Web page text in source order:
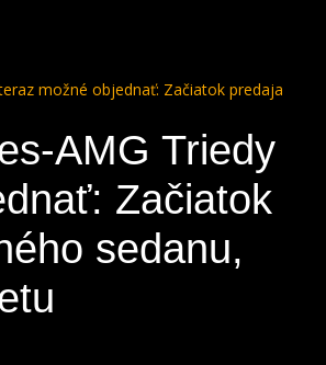
možné objednať: Začiatok predaja
AMG Triedy
Začiatok
sedanu,